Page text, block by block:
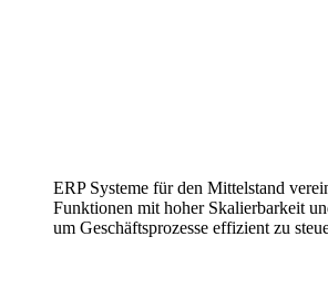
ERP Systeme für den Mittelstand
Funktionen mit hoher Skalierbarkeit
um Geschäftsprozesse effizient zu